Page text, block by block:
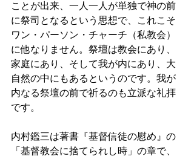
ことが出来、一人一人が単独で神の前
に祭司となるという思想で、これこそ
ワン・パーソン・チャーチ（私教会）
に他なりません。祭壇は教会にあり、
家庭にあり、そして我が内にあり、大
自然の中にもあるというのです。我が
内なる祭壇の前で祈るのも立派な礼拝
です。
内村鑑三は著書『基督信徒の慰め』の
「基督教会に捨てられし時」の章で、